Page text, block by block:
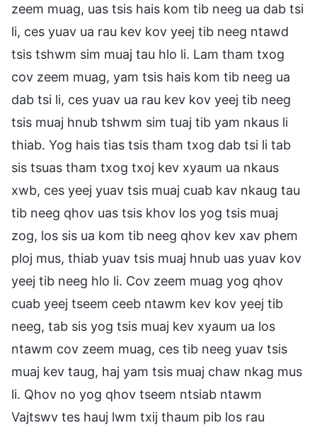
zeem muag, uas tsis hais kom tib neeg ua dab tsi
li, ces yuav ua rau kev kov yeej tib neeg ntawd
tsis tshwm sim muaj tau hlo li. Lam tham txog
cov zeem muag, yam tsis hais kom tib neeg ua
dab tsi li, ces yuav ua rau kev kov yeej tib neeg
tsis muaj hnub tshwm sim tuaj tib yam nkaus li
thiab. Yog hais tias tsis tham txog dab tsi li tab
sis tsuas tham txog txoj kev xyaum ua nkaus
xwb, ces yeej yuav tsis muaj cuab kav nkaug tau
tib neeg qhov uas tsis khov los yog tsis muaj
zog, los sis ua kom tib neeg qhov kev xav phem
ploj mus, thiab yuav tsis muaj hnub uas yuav kov
yeej tib neeg hlo li. Cov zeem muag yog qhov
cuab yeej tseem ceeb ntawm kev kov yeej tib
neeg, tab sis yog tsis muaj kev xyaum ua los
ntawm cov zeem muag, ces tib neeg yuav tsis
muaj kev taug, haj yam tsis muaj chaw nkag mus
li. Qhov no yog qhov tseem ntsiab ntawm
Vajtswv tes hauj lwm txij thaum pib los rau